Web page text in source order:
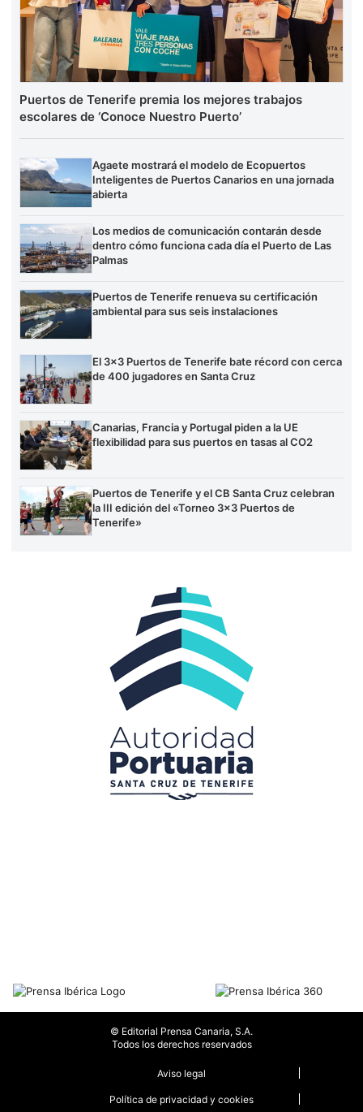
Puertos de Tenerife premia los mejores trabajos
escolares de ‘Conoce Nuestro Puerto’
Agaete mostrará el modelo de Ecopuertos
Inteligentes de Puertos Canarios en una jornada
abierta
Los medios de comunicación contarán desde
dentro cómo funciona cada día el Puerto de Las
Palmas
Puertos de Tenerife renueva su certificación
ambiental para sus seis instalaciones
El 3×3 Puertos de Tenerife bate récord con cerca
de 400 jugadores en Santa Cruz
Canarias, Francia y Portugal piden a la UE
flexibilidad para sus puertos en tasas al CO2
Puertos de Tenerife y el CB Santa Cruz celebran
la III edición del «Torneo 3×3 Puertos de
Tenerife»
© Editorial Prensa Canaria, S.A.
Todos los derechos reservados
Aviso legal
Política de privacidad y cookies